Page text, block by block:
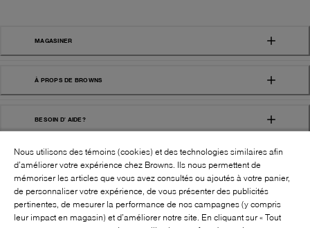
MAGASINER
À PROPS DE BROWNS
BESOIN D' AIDE?
SUIVEZ-NOUS!:
Nous utilisons des témoins (cookies) et des technologies similaires afin
d’améliorer votre expérience chez Browns. Ils nous permettent de
mémoriser les articles que vous avez consultés ou ajoutés à votre panier,
de personnaliser votre expérience, de vous présenter des publicités
pertinentes, de mesurer la performance de nos campagnes (y compris
leur impact en magasin) et d’améliorer notre site. En cliquant sur « Tout